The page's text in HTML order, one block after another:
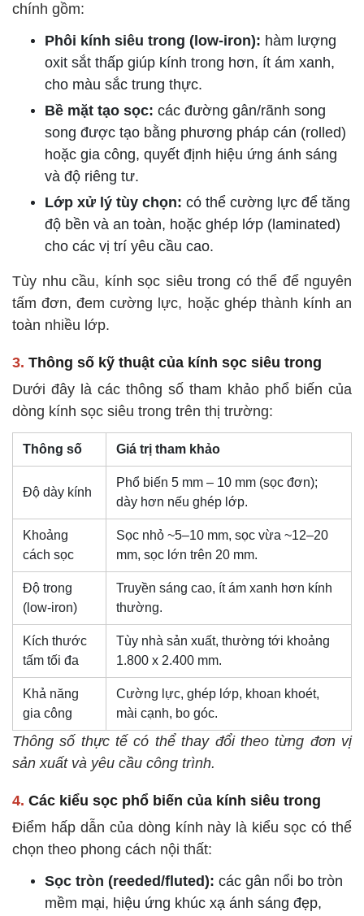
chính gồm:
Phôi kính siêu trong (low-iron): hàm lượng
oxit sắt thấp giúp kính trong hơn, ít ám xanh,
cho màu sắc trung thực.
Bề mặt tạo sọc: các đường gân/rãnh song
song được tạo bằng phương pháp cán (rolled)
hoặc gia công, quyết định hiệu ứng ánh sáng
và độ riêng tư.
Lớp xử lý tùy chọn: có thể cường lực để tăng
độ bền và an toàn, hoặc ghép lớp (laminated)
cho các vị trí yêu cầu cao.
Tùy nhu cầu, kính sọc siêu trong có thể để nguyên
tấm đơn, đem cường lực, hoặc ghép thành kính an
toàn nhiều lớp.
3. Thông số kỹ thuật của kính sọc siêu trong
Dưới đây là các thông số tham khảo phổ biến của
dòng kính sọc siêu trong trên thị trường:
Thông số Giá trị tham khảo
Độ dày kính
Phổ biến 5 mm – 10 mm (sọc đơn);
dày hơn nếu ghép lớp.
Khoảng
cách sọc
Sọc nhỏ ~5–10 mm, sọc vừa ~12–20
mm, sọc lớn trên 20 mm.
Độ trong
(low-iron)
Truyền sáng cao, ít ám xanh hơn kính
thường.
Kích thước
tấm tối đa
Tùy nhà sản xuất, thường tới khoảng
1.800 x 2.400 mm.
Khả năng
gia công
Cường lực, ghép lớp, khoan khoét,
mài cạnh, bo góc.
Thông số thực tế có thể thay đổi theo từng đơn vị
sản xuất và yêu cầu công trình.
4. Các kiểu sọc phổ biến của kính siêu trong
Điểm hấp dẫn của dòng kính này là kiểu sọc có thể
chọn theo phong cách nội thất:
Sọc tròn (reeded/fluted): các gân nổi bo tròn
mềm mại, hiệu ứng khúc xạ ánh sáng đẹp,